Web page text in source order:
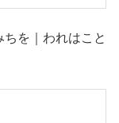
を｜われはこと